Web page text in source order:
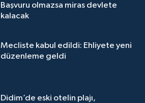
Başvuru olmazsa miras devlete
kalacak
Mecliste kabul edildi: Ehliyete yeni
düzenleme geldi
Didim’de eski otelin plajı,